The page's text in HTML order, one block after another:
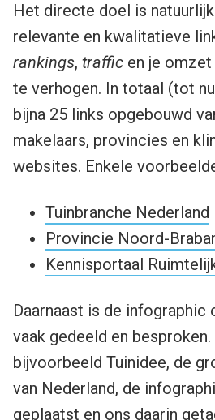
Het directe doel is
relevante en kwalitatieve
rankings, traffic en je
te verhogen. In totaal (tot
bijna 25 links opgebouwd
makelaars, provincies en
websites. Enkele
Tuinbranche Nederland
Provincie Noord-
Kennisportaal
Daarnaast is de
vaak gedeeld en
bijvoorbeeld Tuinidee, de
van Nederland, de
geplaatst en ons daarin